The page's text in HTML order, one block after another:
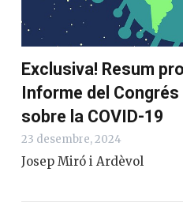
Exclusiva! Resum
Informe del
sobre la COVID-19
23 desembre, 2024
Josep Miró i Ardèvol